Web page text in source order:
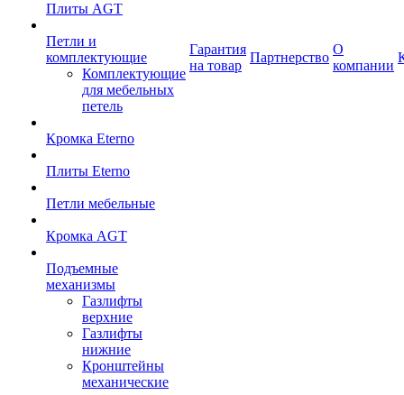
Плиты AGT
Петли и
комплектующие
Комплектующие
для мебельных
петель
Кромка Eterno
Плиты Eterno
Петли мебельные
Кромка AGT
Подъемные
механизмы
Газлифты
верхние
Газлифты
нижние
Кронштейны
механические
Гарантия
на товар
Партнерство
О
компании